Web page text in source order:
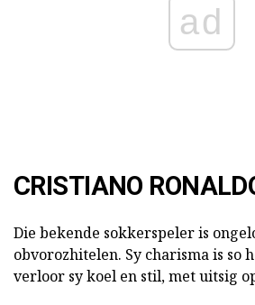
ad
CRISTIANO
Die bekende sokkerspeler is
obvorozhitelen. Sy charisma is so
verloor sy koel en stil, met uitsig